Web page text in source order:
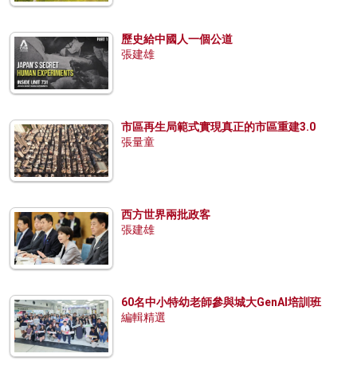
歷史給中國人一個公道
張建雄
市區再生局範式實現真正的市區重建3.0
張量童
西方世界兩批政客
張建雄
60名中小特幼老師參與城大GenAI培訓班
編輯精選